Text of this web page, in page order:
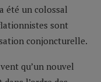
été un colossal
sont
conjoncturelle.
qu’un nouvel